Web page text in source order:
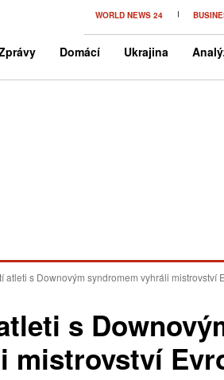
WORLD NEWS 24
Domácí Ukrajina
atleti s Downovým syndromem vyhráli mistrovství
s
mistrovství